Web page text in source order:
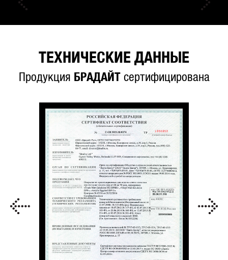
ТЕХНИЧЕСКИЕ ДАННЫЕ
Продукция БРАДАЙТсертифицирована